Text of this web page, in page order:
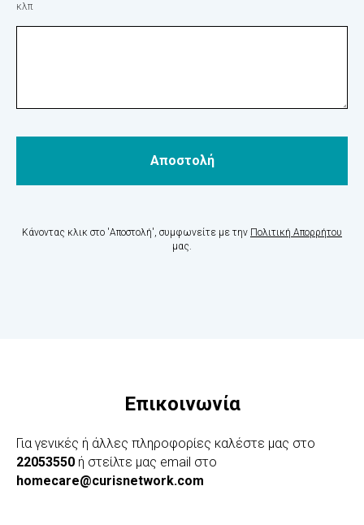
κλπ
Αποστολή
Κάνοντας κλικ στο 'Αποστολή', συμφωνείτε με την Πολιτική Απορρήτου
μας.
Επικοινωνία
Για γενικές ή άλλες πληροφορίες καλέστε μας στο
22053550 ή στείλτε μας email στο
homecare@curisnetwork.com